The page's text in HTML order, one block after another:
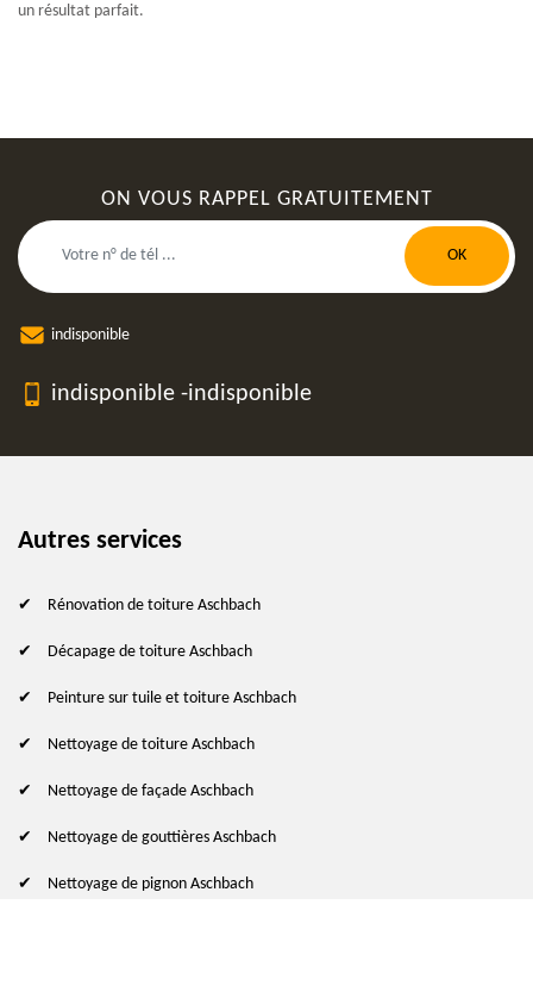
un résultat parfait.
ON VOUS RAPPEL GRATUITEMENT
indisponible
indisponible -indisponible
Autres services
Rénovation de toiture Aschbach
Décapage de toiture Aschbach
Peinture sur tuile et toiture Aschbach
Nettoyage de toiture Aschbach
Nettoyage de façade Aschbach
Nettoyage de gouttières Aschbach
Nettoyage de pignon Aschbach